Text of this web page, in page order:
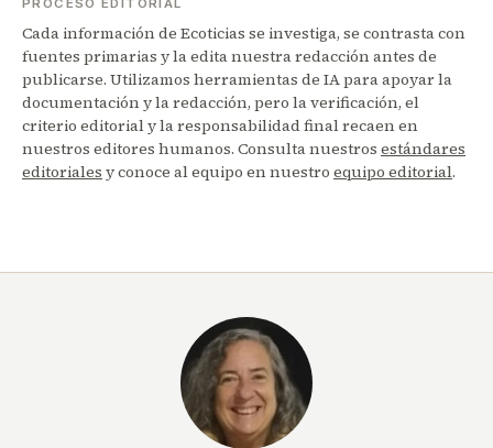
PROCESO EDITORIAL
Cada información de Ecoticias se investiga, se contrasta con
fuentes primarias y la edita nuestra redacción antes de
publicarse. Utilizamos herramientas de IA para apoyar la
documentación y la redacción, pero la verificación, el
criterio editorial y la responsabilidad final recaen en
nuestros editores humanos. Consulta nuestros estándares
editoriales y conoce al equipo en nuestro equipo editorial.